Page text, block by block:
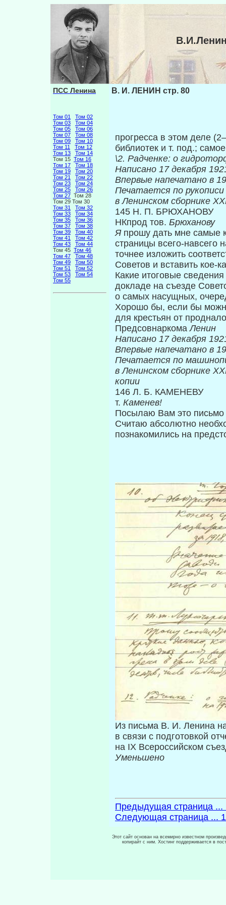
ПСС Ленина
Том 01
Том 02
Том 03
Том 04
Том 05
Том 06
Том 07
Том 08
Том 09
Том 10
Том 11
Том 12
Том 13
Том 14
Том 15 Том 16
Том 17
Том 18
Том 19
Том 20
Том 21
Том 22
Том 23
Том 24
Том 25
Том 26
Том 27 Том 28
Том 29 Том 30
Том 31
Том 32
Том 33
Том 34
Том 35
Том 36
Том 37
Том 38
Том 39
Том 40
Том 41
Том 42
Том 43
Том 44
Том 45 Том 46
Том 47
Том 48
Том 49
Том 50
Том 51
Том 52
Том 53
Том 54
Том 55
В. И. ЛЕНИН стр. 80
прогресса в этом деле
библиотек и т. под.;
\2. Радченке: о
Написано 17 декабря
Впервые
Печатается по рукописи
в Ленинском сборнике
145 Н. П. БРЮХАНОВУ
НКпрод тов. Брюханову
Я прошу дать мне самые
страницы всего-навсего
точнее изложить
Советов и вставить кое-
Какие итоговые
докладе на съезде
о самых насущных,
Хорошо бы, если бы
для кре­стьян от
ПредсовнаркомаЛенин
Написано 17 декабря
Впервые
Печатается по
в Ленинском сборнике
копии
146 Л. Б. КАМЕНЕВУ
т. Каменев!
Посылаю Вам это письмо
Считаю абсо­лютно
познакомились на
Из письма В. И. Ленина
в связи с подготовкой
на IX Всероссийском
Уменьшено
Предыдущая страница ...
Следующая страница ... 1
Этот сайт основан на всемирно известном
копирайт с ним. Хостинг поддерживается в